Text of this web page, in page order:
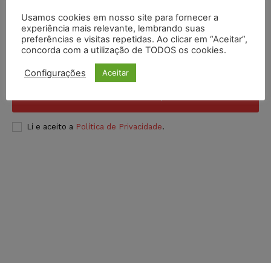
Inscreva-se
Li e aceito a Política de Privacidade.
Usamos cookies em nosso site para fornecer a
experiência mais relevante, lembrando suas
preferências e visitas repetidas. Ao clicar em “Aceitar”,
concorda com a utilização de TODOS os cookies.
Configurações Aceitar